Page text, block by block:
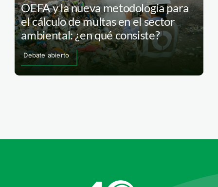
OEFA y la nueva metodología para
el cálculo de multas en el sector
ambiental: ¿en qué consiste?
Debate abierto